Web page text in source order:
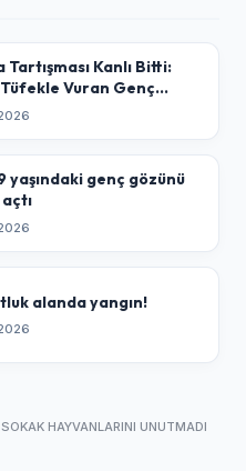
Tartışması Kanlı Bitti:
Tüfekle Vuran Genç
yaşındaki genç gözünü
alanda yangın!
HAYVANLARINI UNUTMADI